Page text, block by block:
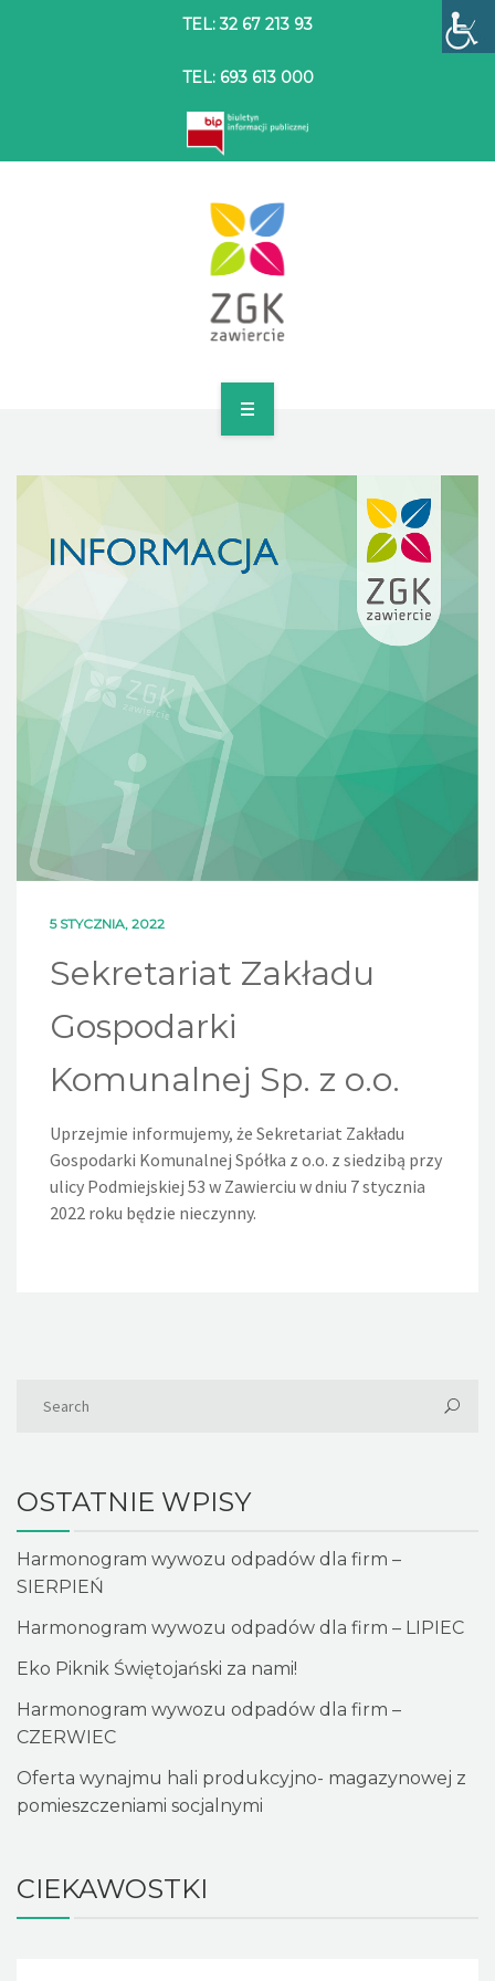
TEL: 32 67 213 93
TEL: 693 613 000
O SPÓŁCE
DLA MIESZKAŃCÓW
EDUKACJA
KONTAKT
5 STYCZNIA, 2022
Sekretariat Zakładu
Gospodarki
Komunalnej Sp. z o.o.
Uprzejmie informujemy, że Sekretariat Zakładu
Gospodarki Komunalnej Spółka z o.o. z siedzibą przy
ulicy Podmiejskiej 53 w Zawierciu w dniu 7 stycznia
2022 roku będzie nieczynny.
OSTATNIE WPISY
Harmonogram wywozu odpadów dla firm –
SIERPIEŃ
Harmonogram wywozu odpadów dla firm – LIPIEC
Eko Piknik Świętojański za nami!
Harmonogram wywozu odpadów dla firm –
CZERWIEC
Oferta wynajmu hali produkcyjno- magazynowej z
pomieszczeniami socjalnymi
CIEKAWOSTKI